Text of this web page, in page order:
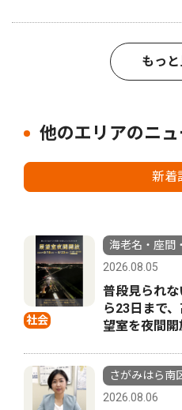
もっと
他のエリアのニュ
新着
社会
海老名・座間
2026.08.05
普段見られ
ら23日まで
望室を夜間開
さがみはら南
2026.08.06